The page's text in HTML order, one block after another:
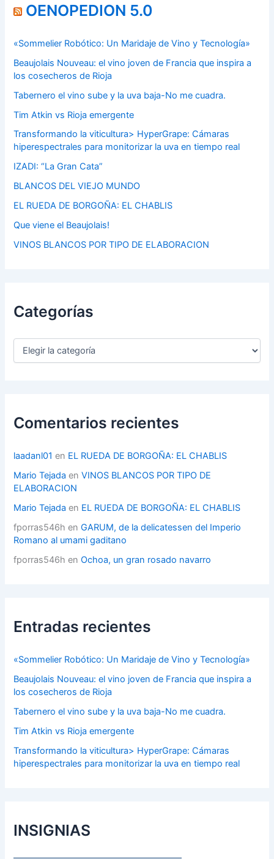
OENOPEDION 5.0
«Sommelier Robótico: Un Maridaje de Vino y Tecnología»
Beaujolais Nouveau: el vino joven de Francia que inspira a
los cosecheros de Rioja
Tabernero el vino sube y la uva baja-No me cuadra.
Tim Atkin vs Rioja emergente
Transformando la viticultura> HyperGrape: Cámaras
hiperespectrales para monitorizar la uva en tiempo real
IZADI: “La Gran Cata”
BLANCOS DEL VIEJO MUNDO
EL RUEDA DE BORGOÑA: EL CHABLIS
Que viene el Beaujolais!
VINOS BLANCOS POR TIPO DE ELABORACION
Categorías
C
r
í
s
Comentarios recientes
laadanl01 en EL RUEDA DE BORGOÑA: EL CHABLIS
Mario Tejada enVINOS BLANCOS POR TIPO DE
ELABORACION
Mario Tejada en EL RUEDA DE BORGOÑA: EL CHABLIS
fporras546h enGARUM, de la delicatessen del Imperio
Romano al umami gaditano
fporras546h enOchoa, un gran rosado navarro
Entradas recientes
«Sommelier Robótico: Un Maridaje de Vino y Tecnología»
Beaujolais Nouveau: el vino joven de Francia que inspira a
los cosecheros de Rioja
Tabernero el vino sube y la uva baja-No me cuadra.
Tim Atkin vs Rioja emergente
Transformando la viticultura> HyperGrape: Cámaras
hiperespectrales para monitorizar la uva en tiempo real
INSIGNIAS